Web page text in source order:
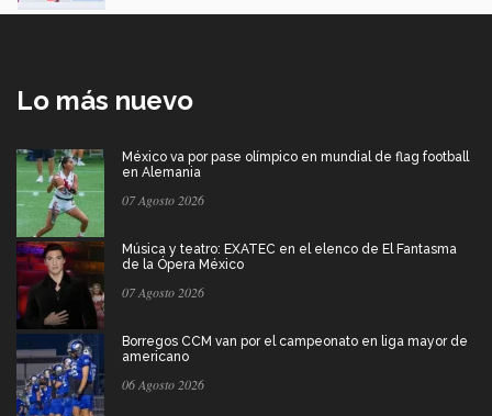
Lo más nuevo
México va por pase olímpico en mundial de flag football
en Alemania
07 Agosto 2026
Música y teatro: EXATEC en el elenco de El Fantasma
de la Ópera México
07 Agosto 2026
Borregos CCM van por el campeonato en liga mayor de
americano
06 Agosto 2026